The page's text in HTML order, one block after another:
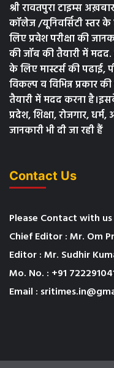
श्री रावतपुरा टाइम्स
कॉलेज /यूनिवर्सिटी स्तर
लिए प्रवेश परीक्षा की
की जॉब की तैयारी में
के लिए मास्टर्स की पढाई,
विकल्प व विभिन्न प्रकार
तैयारी में मदद करना
प्रदेश, शिक्षा, रोजगार,
जानकारी भी दी जा रही हैं
Contact Us
Please Contact with us
Chief Editor : Mr. Om
Editor : Mr. Sudhir
Mo. No. : +91
Email :